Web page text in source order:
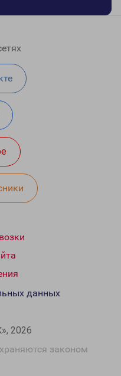
2026
законом
данных